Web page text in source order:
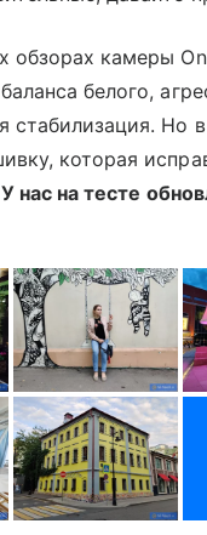
обзорах камеры
белого,
стабилизация. Но
которая
У нас на тесте